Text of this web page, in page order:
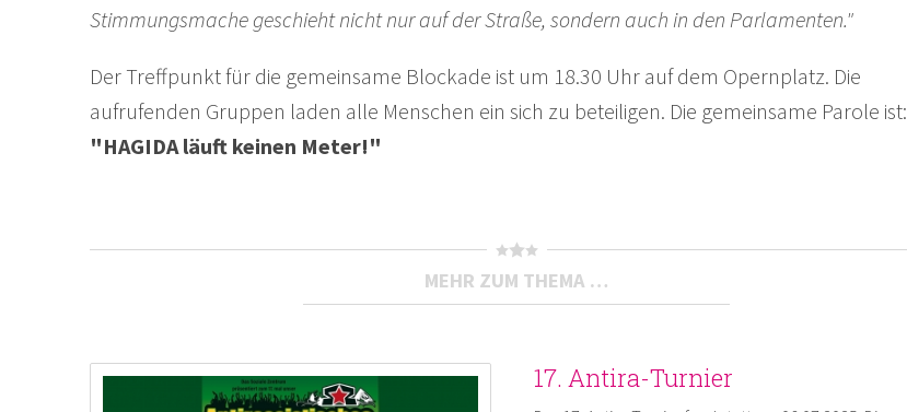
Stimmungsmache geschieht nicht nur auf der Straße, sondern auch in den Parlamenten."
Der Treffpunkt für die gemeinsame Blockade ist um 18.30 Uhr auf dem Opernplatz. Die
aufrufenden Gruppen laden alle Menschen ein sich zu beteiligen. Die gemeinsame Parole ist:
"HAGIDA läuft keinen Meter!"
MEHR ZUM THEMA …
17. Antira-Turnier